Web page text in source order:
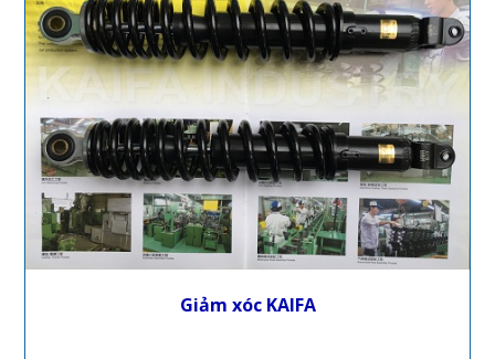
Giảm xóc KAIFA